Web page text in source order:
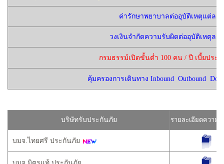
ค่ารักษาพยาบาลต่ออุบัติเหตุแต่ละค
วงเงินจำกัดความรับผิดต่ออุบัติเหตุละค
กรมธรรม์เปิดขั้นต่ำ 100 คน / ปี เบี้ยประ
คุ้มครองการเดินทาง Inbound Outbound
บริษัทรับประกันภัย รายละเอียดความ
บมจ.ไทยศรี ประกันภัย